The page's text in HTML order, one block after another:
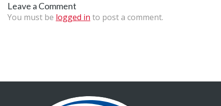
Leave a Comment
You must be logged in to post a comment.